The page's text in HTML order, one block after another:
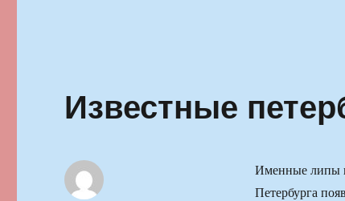
Известные
Именные липы
Петербурга